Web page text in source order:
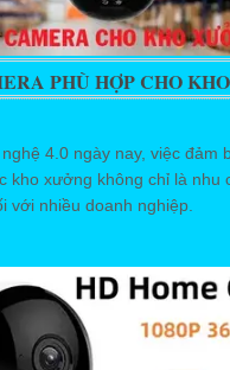
PHÙ HỢP CHO
4.0 ngày nay, việc đảm
kho xưởng không chỉ là nhu
với nhiều doanh nghiệp.